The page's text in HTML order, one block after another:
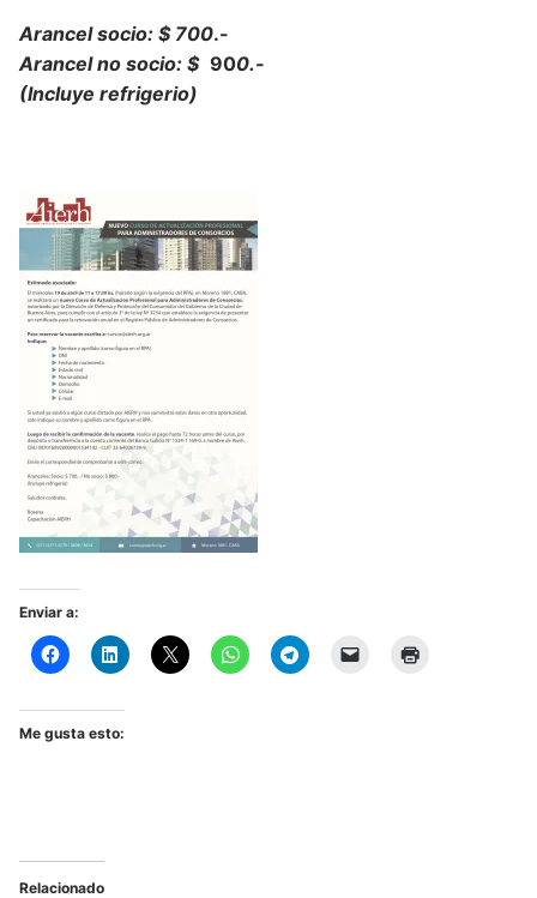
Arancel socio: $ 700.-
Arancel no socio: $ 900.-
(Incluye refrigerio)
Enviar a:
Me gusta esto:
Relacionado